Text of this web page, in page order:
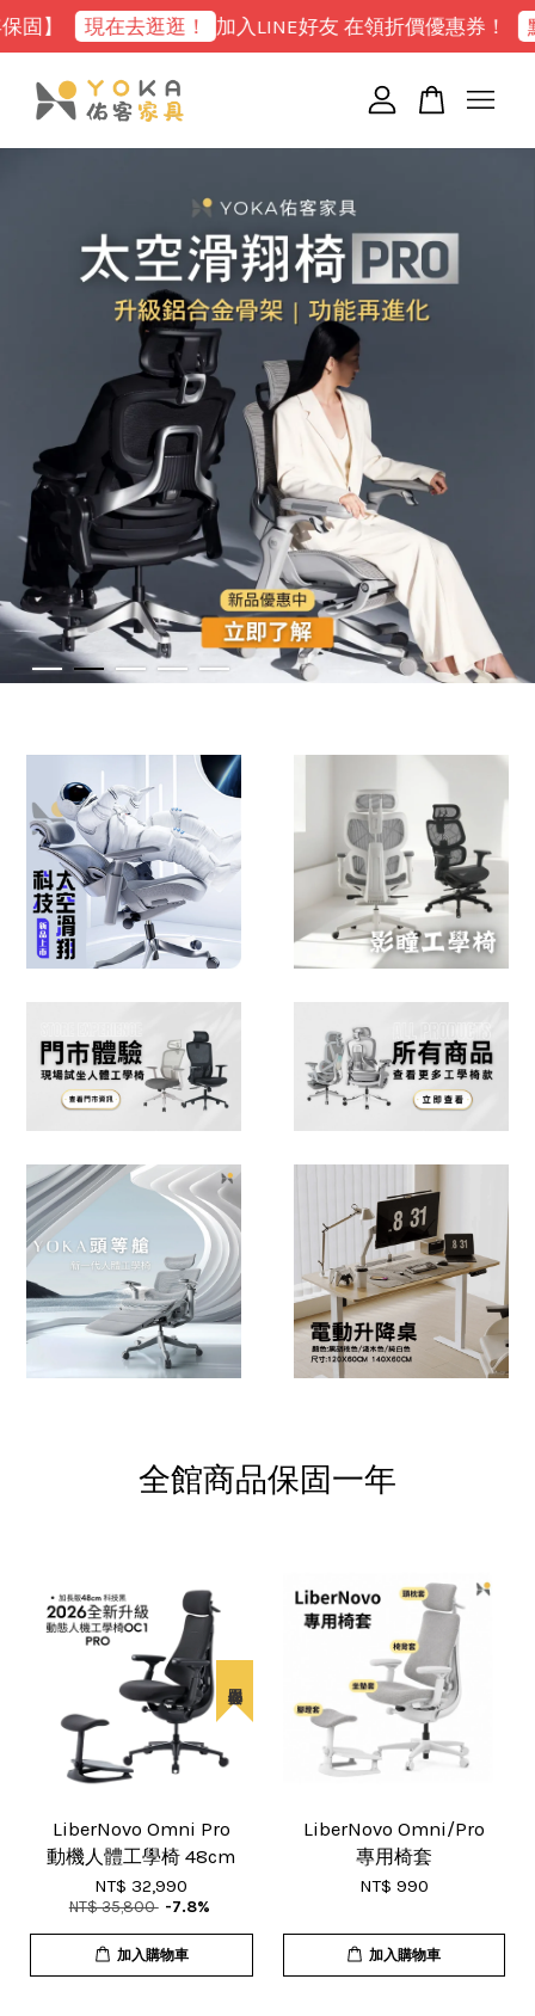
】 現在去逛逛！ 加入LINE好友 在領折價優惠券！ 點
全館商品保固一年
LiberNovo Omni Pro
動機人體工學椅 48cm
NT$ 32,990
NT$ 35,800 -7.8%
加入購物車
LiberNovo Omni/Pro
專用椅套
NT$ 990
加入購物車
您的購物車目前還是空的。